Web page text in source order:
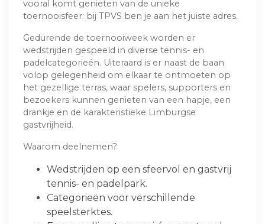
vooral komt genieten van de unieke
toernooisfeer: bij TPVS ben je aan het juiste adres.
Gedurende de toernooiweek worden er
wedstrijden gespeeld in diverse tennis- en
padelcategorieën. Uiteraard is er naast de baan
volop gelegenheid om elkaar te ontmoeten op
het gezellige terras, waar spelers, supporters en
bezoekers kunnen genieten van een hapje, een
drankje en de karakteristieke Limburgse
gastvrijheid.
Waarom deelnemen?
Wedstrijden op een sfeervol en gastvrij
tennis- en padelpark.
Categorieën voor verschillende
speelsterktes.